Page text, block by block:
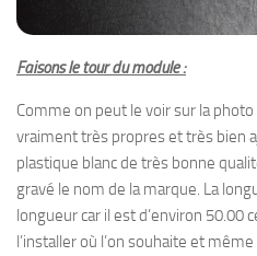
Faisons le tour du module :
Comme on peut le voir sur la
vraiment très propres et très bien
plastique blanc de très bonne
gravé le nom de la marque. La
longueur car il est d’environ 50.00
l’installer où l’on souhaite et